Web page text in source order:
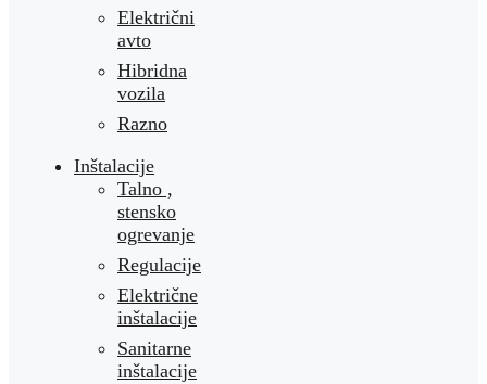
Električni
avto
Hibridna
vozila
Razno
Inštalacije
Talno ,
stensko
ogrevanje
Regulacije
Električne
inštalacije
Sanitarne
inštalacije